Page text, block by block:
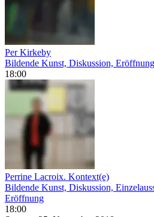
Per Kirkeby
Bildende Kunst, Diskussion, Eröffnung
18:00
Perrine Lacroix. Kontext(e)
Bildende Kunst, Diskussion,
Eröffnung
18:00